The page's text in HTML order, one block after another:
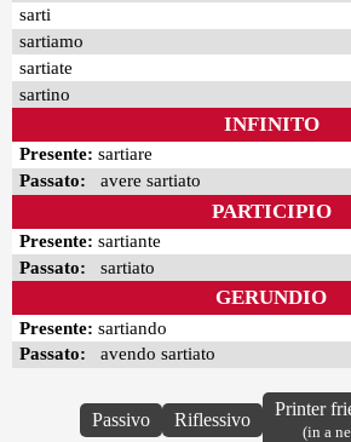
sarti
sartiamo
sartiate
sartino
INFINITO
Presente: sartiare
Passato: avere sartiato
PARTICIPIO
Presente: sartiante
Passato: sartiato
GERUNDIO
Presente: sartiando
Passato: avendo sartiato
Passivo Riflessivo
Printer
(in a